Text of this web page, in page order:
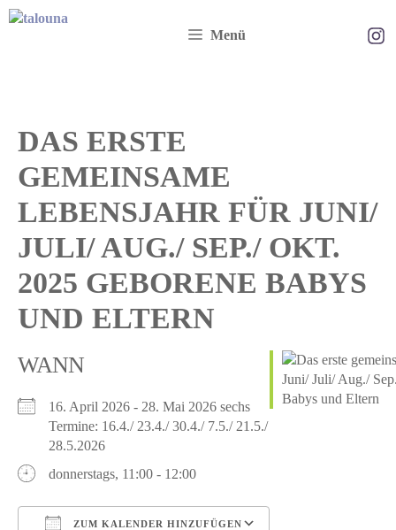
Zum
Inhalt
Menü
DAS ERSTE
GEMEINSAME
LEBENSJAHR FÜR JUNI/
JULI/ AUG./ SEP./ OKT.
2025 GEBORENE BABYS
UND ELTERN
WANN
16. April 2026 - 28. Mai 2026 sechs
Termine: 16.4./ 23.4./ 30.4./ 7.5./ 21.5./
28.5.2026
donnerstags, 11:00 - 12:00
ZUM KALENDER HINZUFÜGEN